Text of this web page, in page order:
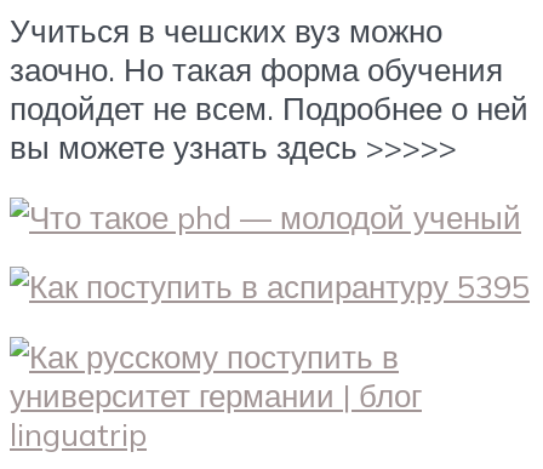
Учиться в чешских вуз можно
заочно. Но такая форма обучения
подойдет не всем. Подробнее о ней
вы можете узнать здесь >>>>>